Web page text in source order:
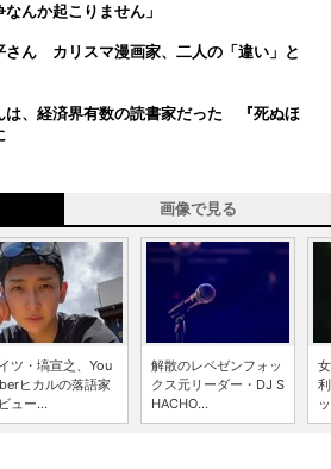
んか起こりません」
さん カリスマ漫画家、二人の「違い」と
は、経済界有数の読書家だった 『死ぬほ
画像で見る
ツ・塙宣之、You
ヒカルの落語家
ュー...
解散のレペゼンフォッ
クス元リーダー・DJ S
HACHO...